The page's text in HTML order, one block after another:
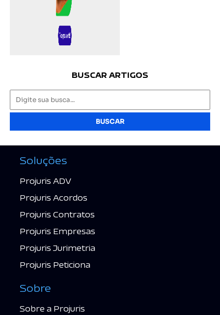
BUSCAR ARTIGOS
BUSCAR
Soluções
Projuris ADV
Projuris Acordos
Projuris Contratos
Projuris Empresas
Projuris Jurimetria
Projuris Peticiona
Sobre
Sobre a Projuris